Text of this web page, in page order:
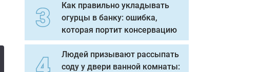
Как правильно укладывать
огурцы в банку: ошибка,
которая портит консервацию
Людей призывают рассыпать
соду у двери ванной комнаты: